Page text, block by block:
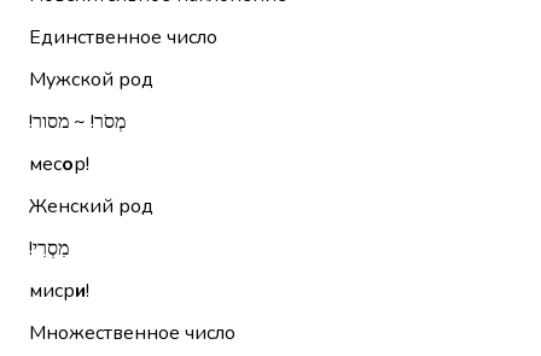
Единственное число
Мужской род
מְסֹר!‏ ~ מסור!‏
месор!
Женский род
מִסְרִי!‏
мисри!
Множественное число